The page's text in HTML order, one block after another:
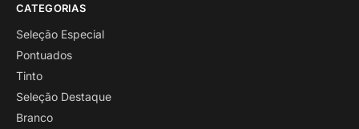
CATEGORIAS
Seleção Especial
Pontuados
Tinto
Seleção Destaque
Branco